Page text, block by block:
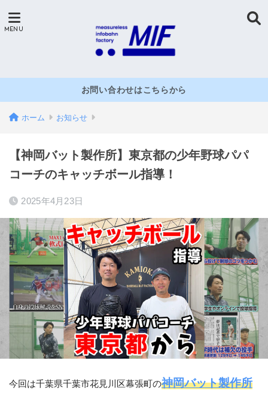
お問い合わせはこちらから
ホーム お知らせ
【神岡バット製作所】東京都の少年野球パパ
コーチのキャッチボール指導！
2025年4月23日
今回は千葉県千葉市花見川区幕張町の神岡バット製作所